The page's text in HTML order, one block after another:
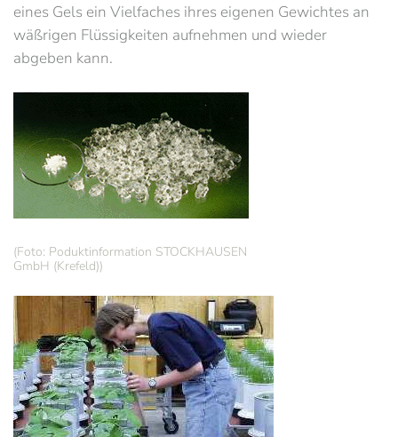
eines Gels ein Vielfaches ihres eigenen Gewichtes an
wäßrigen Flüssigkeiten aufnehmen und wieder
abgeben kann.
(Foto: Poduktinformation STOCKHAUSEN
GmbH (Krefeld))